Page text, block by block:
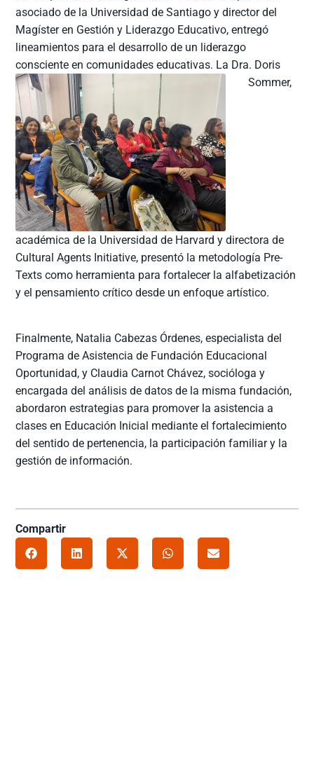
asociado de la Universidad de Santiago y director del
Magíster en Gestión y Liderazgo Educativo, entregó
lineamientos para el desarrollo de un liderazgo
consciente encomunidades educativas. La Dra. Doris
Sommer,
académica de la Universidad de Harvard y directora de
Cultural Agents Initiative, presentó la metodología Pre-
Texts como herramienta para fortalecer la alfabetización
y el pensamiento crítico desde un enfoque artístico.
Finalmente, Natalia Cabezas Órdenes, especialista del
Programa de Asistencia de Fundación Educacional
Oportunidad, y Claudia Carnot Chávez, socióloga y
encargada del análisis de datos de la misma fundación,
abordaron estrategias para promover la asistencia a
clases en Educación Inicial mediante el fortalecimiento
del sentido de pertenencia, la participación familiar y la
gestión de información.
Compartir